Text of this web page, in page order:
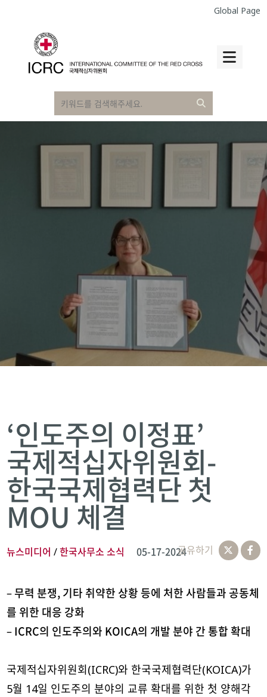
Global Page
‘인도주의 이정표’
국제적십자위원회-
한국국제협력단 첫
MOU 체결
뉴스미디어 /한국사무소 소식 05-17-2024공유하기
– 무력 분쟁, 기타 취약한 상황 등에 처한 사람들과 공동체
를 위한 대응 강화
– ICRC의 인도주의와 KOICA의 개발 분야 간 통합 확대
국제적십자위원회(ICRC)와 한국국제협력단(KOICA)가
5월 14일 인도주의 분야의 교류 확대를 위한 첫 양해각